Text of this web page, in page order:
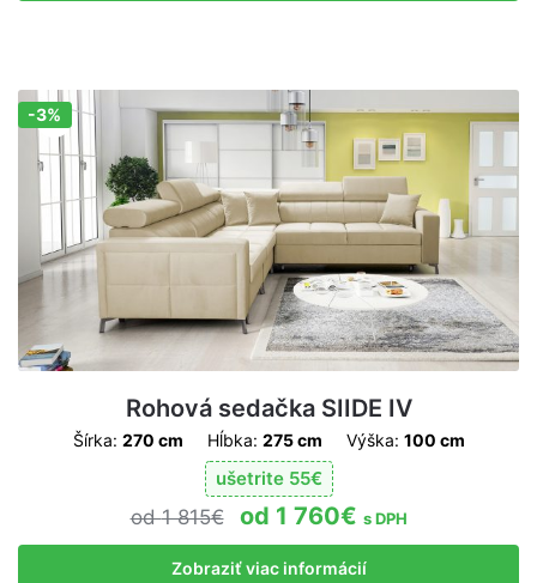
Zľava!
-3%
Rohová sedačka SIIDE IV
Šírka: 270 cm Hĺbka: 275 cm Výška: 100 cm
ušetrite 55€
1 815€ 1 760€ s DPH
Zobraziť viac informácií